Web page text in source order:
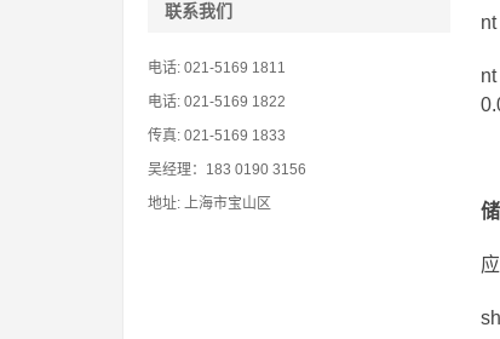
联系我们
电话: 021-5169 1811
电话: 021-5169 1822
传真: 021-5169 1833
吴经理：183 0190 3156
地址: 上海市宝山区